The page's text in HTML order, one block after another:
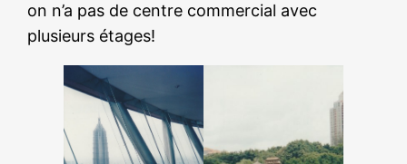
on n’a pas de centre commercial avec
plusieurs étages!